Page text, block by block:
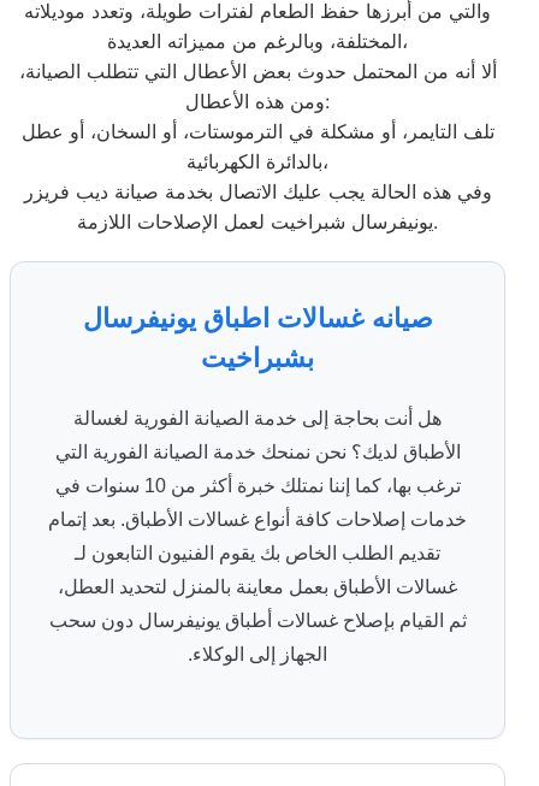
والتي من أبرزها حفظ الطعام لفترات طويلة، وتعدد موديلاته
المختلفة، وبالرغم من مميزاته العديدة،
ألا أنه من المحتمل حدوث بعض الأعطال التي تتطلب الصيانة،
ومن هذه الأعطال:
تلف التايمر، أو مشكلة في الترموستات، أو السخان، أو عطل
بالدائرة الكهربائية،
وفي هذه الحالة يجب عليك الاتصال بخدمة صيانة ديب فريزر
يونيفرسال شبراخيت لعمل الإصلاحات اللازمة.
صيانه غسالات اطباق يونيفرسال
بشبراخيت
هل أنت بحاجة إلى خدمة الصيانة الفورية لغسالة
الأطباق لديك؟ نحن نمنحك خدمة الصيانة الفورية التي
ترغب بها، كما إننا نمتلك خبرة أكثر من 10 سنوات في
خدمات إصلاحات كافة أنواع غسالات الأطباق. بعد إتمام
تقديم الطلب الخاص بك يقوم الفنيون التابعون لـ
غسالات الأطباق بعمل معاينة بالمنزل لتحديد العطل،
ثم القيام بإصلاح غسالات أطباق يونيفرسال دون سحب
الجهاز إلى الوكلاء.